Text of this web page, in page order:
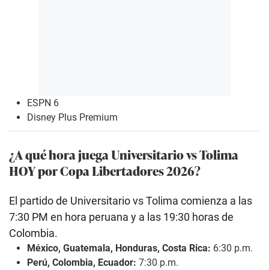
ESPN 6
Disney Plus Premium
¿A qué hora juega Universitario vs Tolima
HOY por Copa Libertadores 2026?
El partido de Universitario vs Tolima comienza a las
7:30 PM en hora peruana y a las 19:30 horas de
Colombia.
México, Guatemala, Honduras, Costa Rica: 6:30 p.m.
Perú, Colombia, Ecuador: 7:30 p.m.